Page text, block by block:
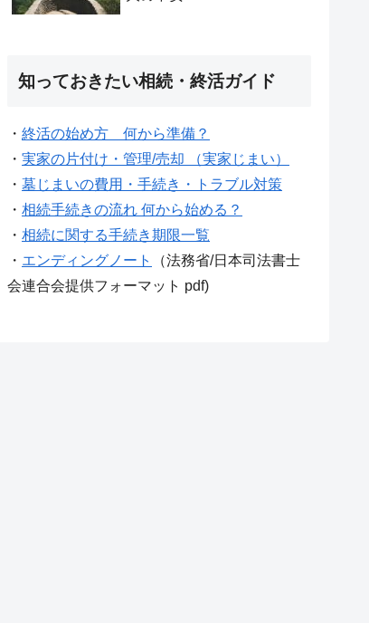
知っておきたい相続・終活ガイド
・ 終活の始め方 何から準備？
・ 実家の片付け・管理/売却 （実家じまい）
・ 墓じまいの費用・手続き・トラブル対策
・ 相続手続きの流れ 何から始める？
・ 相続に関する手続き期限一覧
・ エンディングノート
（法務省/日本司法書士
会連合会提供フォーマット pdf)